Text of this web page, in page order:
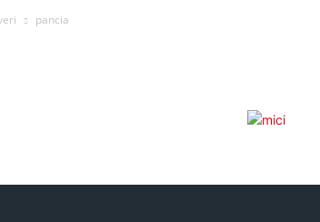
pancia